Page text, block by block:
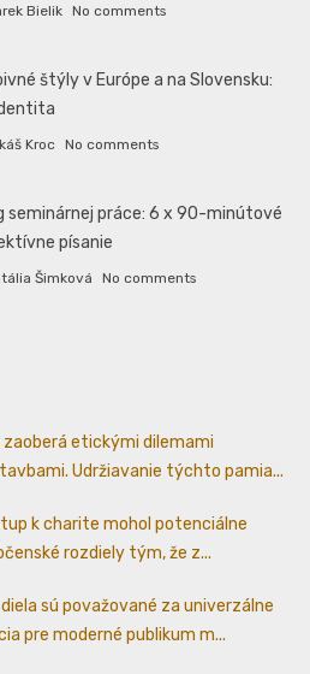
Bielik No comments
štýly v Európe a na Slovensku:
Kroc No comments
seminárnej práce: 6 x 90-minútové
písanie
Šimková No comments
etickými dilemami
Udržiavanie týchto pamia...
k charite mohol potenciálne
rozdiely tým, že z...
sú považované za univerzálne
pre moderné publikum m...